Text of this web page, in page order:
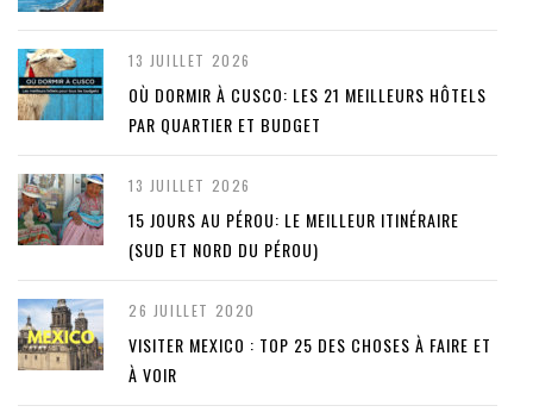
13 JUILLET 2026
OÙ DORMIR À CUSCO: LES 21 MEILLEURS HÔTELS
PAR QUARTIER ET BUDGET
13 JUILLET 2026
15 JOURS AU PÉROU: LE MEILLEUR ITINÉRAIRE
(SUD ET NORD DU PÉROU)
26 JUILLET 2020
VISITER MEXICO : TOP 25 DES CHOSES À FAIRE ET
À VOIR